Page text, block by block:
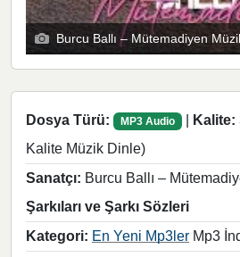
Burcu Ballı – Mütemadiyen
Dosya Türü: MP3 Audio | Kalite:
Kalite Müzik Dinle)
Sanatçı: Burcu Ballı –
Şarkıları ve Şarkı Sözleri
Kategori: En Yeni Mp3ler Mp3